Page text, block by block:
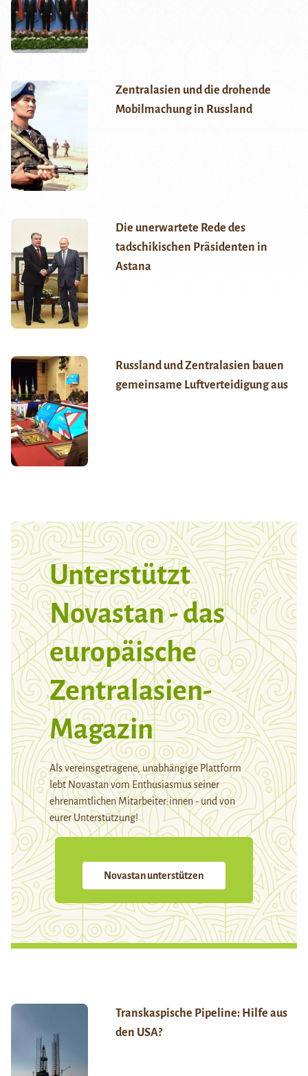
Zentralasien und die drohende
Mobilmachung in Russland
Die unerwartete Rede des
tadschikischen Präsidenten in
Astana
Russland und Zentralasien bauen
gemeinsame Luftverteidigung aus
Unterstützt
Novastan - das
europäische
Zentralasien-
Magazin
Als vereinsgetragene, unabhängige Plattform
lebt Novastan vom Enthusiasmus seiner
ehrenamtlichen Mitarbeiter:innen - und von
eurer Unterstützung!
Novastan unterstützen
Transkaspische Pipeline: Hilfe aus
den USA?